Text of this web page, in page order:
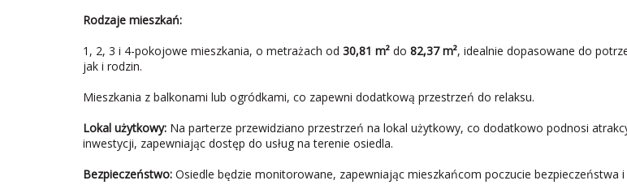
Rodzaje mieszkań:
1, 2, 3 i 4-pokojowe mieszkania, o metrażach od 30,81 m² do 82,37 m², idealnie dopasowane do
jak i rodzin.
Mieszkania z balkonami lub ogródkami, co zapewni dodatkową przestrzeń do relaksu.
Lokal użytkowy: Na parterze przewidziano przestrzeń na lokal użytkowy, co dodatkowo podnosi
inwestycji, zapewniając dostęp do usług na terenie osiedla.
Bezpieczeństwo: Osiedle będzie monitorowane, zapewniając mieszkańcom poczucie bezpieczeństwa